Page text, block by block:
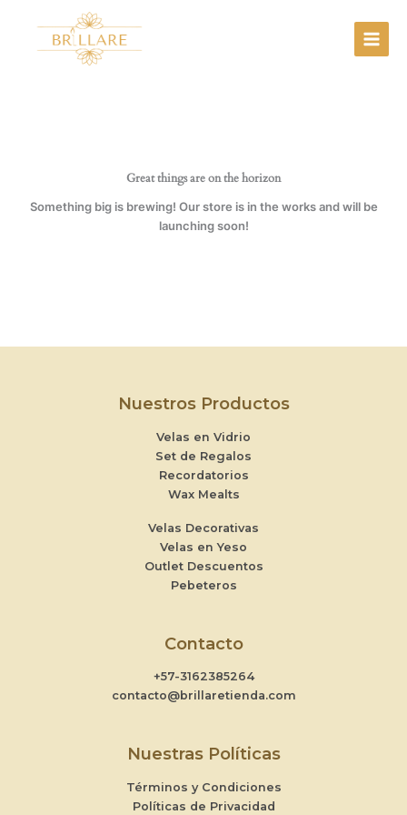
contenido
Great things are on the horizon
Something big is brewing! Our store is in the works and will be
launching soon!
Nuestros Productos
Velas en Vidrio
Set de Regalos
Recordatorios
Wax Mealts
Velas Decorativas
Velas en Yeso
Outlet Descuentos
Pebeteros
Contacto
+57-3162385264
contacto@brillaretienda.com
Nuestras Políticas
Términos y Condiciones
Políticas de Privacidad